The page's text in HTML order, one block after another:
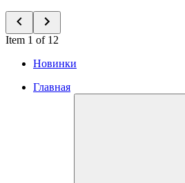
Item 1 of 12
Новинки
Главная